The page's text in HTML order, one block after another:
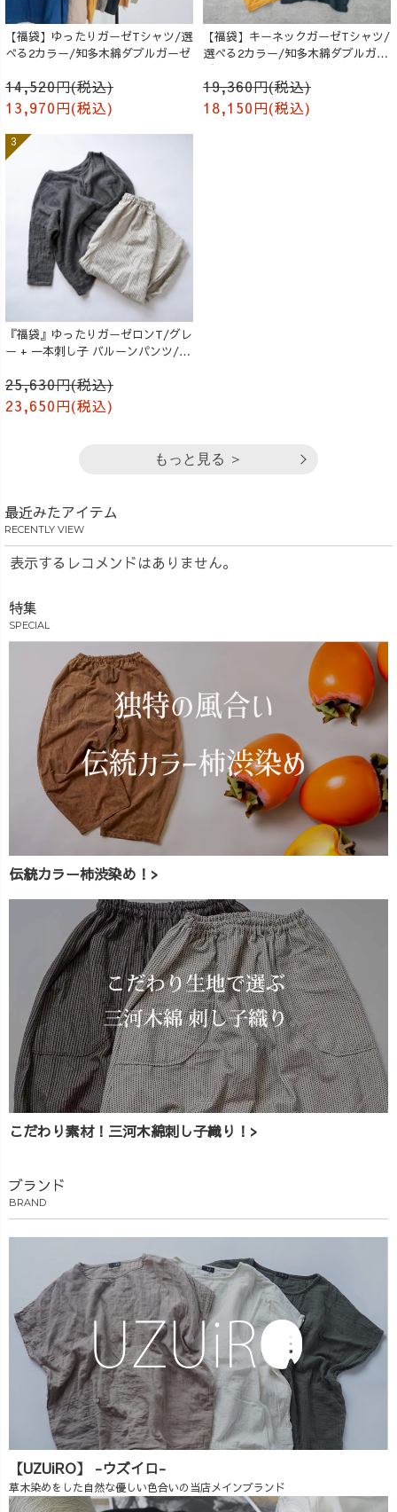
【福袋】ゆったりガーゼTシャツ/選
べる2カラー/知多木綿ダブルガーゼ
14,520円(税込)
13,970円(税込)
【福袋】キーネックガーゼTシャツ/
選べる2カラー/知多木綿ダブルガー
ゼ
19,360円(税込)
18,150円(税込)
『福袋』ゆったりガーゼロンT/グレ
ー + 一本刺し子 バルーンパンツ/生
25,630円(税込)
23,650円(税込)
もっと見る ＞
最近みたアイテム
RECENTLY VIEW
表示するレコメンドはありません。
特集
SPECIAL
伝統カラー柿渋染め！>
こだわり素材！三河木綿刺し子織り！>
ブランド
BRAND
【UZUiRO】 -ウズイロ-
草木染めをした自然な優しい色合いの当店メインブランド